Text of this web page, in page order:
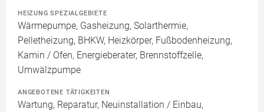
HEIZUNG SPEZIALGEBIETE
Wärmepumpe, Gasheizung, Solarthermie,
Pelletheizung, BHKW, Heizkörper, Fußbodenheizung,
Kamin / Ofen, Energieberater, Brennstoffzelle,
Umwälzpumpe
ANGEBOTENE TÄTIGKEITEN
Wartung, Reparatur, Neuinstallation / Einbau,